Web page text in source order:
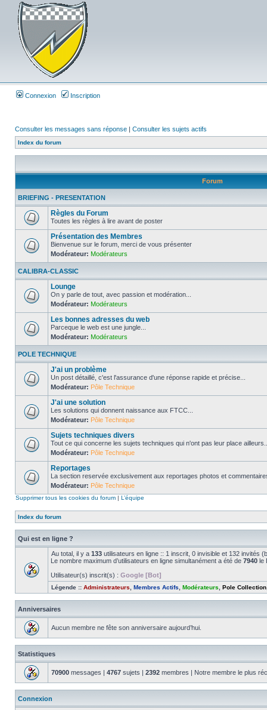
Connexion Inscription
Consulter les messages sans réponse | Consulter les sujets actifs
Index du forum
Forum
BRIEFING - PRESENTATION
Règles du Forum
Toutes les règles à lire avant de poster
Présentation des Membres
Bienvenue sur le forum, merci de vous présenter
Modérateur: Modérateurs
CALIBRA-CLASSIC
Lounge
On y parle de tout, avec passion et modération...
Modérateur: Modérateurs
Les bonnes adresses du web
Parceque le web est une jungle...
Modérateur: Modérateurs
POLE TECHNIQUE
J'ai un problème
Un post détaillé, c'est l'assurance d'une réponse rapide et précise...
Modérateur: Pôle Technique
J'ai une solution
Les solutions qui donnent naissance aux FTCC...
Modérateur: Pôle Technique
Sujets techniques divers
Tout ce qui concerne les sujets techniques qui n'ont pas leur place
Modérateur: Pôle Technique
Reportages
La section reservée exclusivement aux reportages photos et
Modérateur: Pôle Technique
Supprimer tous les cookies du forum | L’équipe
Index du forum
Qui est en ligne ?
Au total, il y a 133 utilisateurs en ligne :: 1 inscrit, 0 invisible et 132 invités
Le nombre maximum d’utilisateurs en ligne simultanément a été de 7940 le
Utilisateur(s) inscrit(s) : Google [Bot]
Légende :: Administrateurs Membres Actifs Modérateurs Pole Collection
Anniversaires
Aucun membre ne fête son anniversaire aujourd’hui.
Statistiques
70900 messages | 4767 sujets | 2392 membres | Notre membre le plus
Connexion